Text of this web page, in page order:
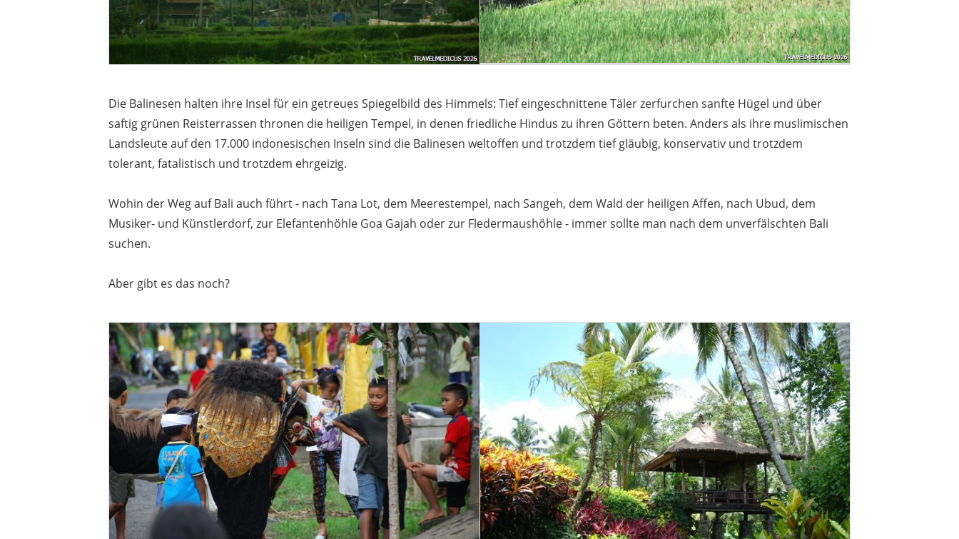
Die Balinesen halten ihre Insel für ein getreues Spiegelbild des Himmels: Tief eingeschnittene Täler zerfurchen sanfte Hügel und über
saftig grünen Reisterrassen thronen die heiligen Tempel, in denen friedliche Hindus zu ihren Göttern beten. Anders als ihre muslimischen
Landsleute auf den 17.000 indonesischen Inseln sind die Balinesen weltoffen und trotzdem tief gläubig, konservativ und trotzdem
tolerant, fatalistisch und trotzdem ehrgeizig.
Wohin der Weg auf Bali auch führt - nach Tana Lot, dem Meerestempel, nach Sangeh, dem Wald der heiligen Affen, nach Ubud, dem
Musiker- und Künstlerdorf, zur Elefantenhöhle Goa Gajah oder zur Fledermaushöhle - immer sollte man nach dem unverfälschten Bali
suchen.
Aber gibt es das noch?